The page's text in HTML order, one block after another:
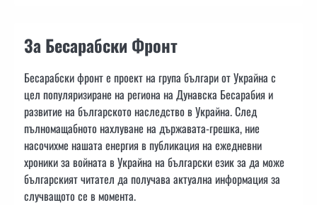
За Бесарабски Фронт
Бесарабски фронт е проект на група българи от Украйна с
цел популяризиране на региона на Дунавска Бесарабия и
развитие на българското наследство в Украйна. След
пълномащабното нахлуване на държавата-грешка, ние
насочихме нашата енергия в публикация на ежедневни
хроники за войната в Украйна на български език за да може
българският читател да получава актуална информация за
случващото се в момента.